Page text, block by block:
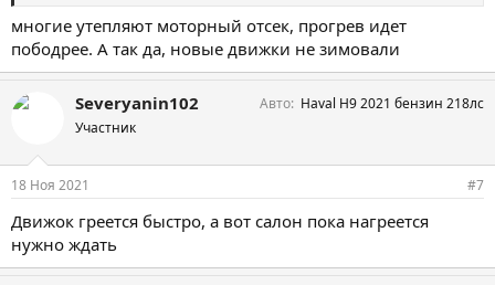
многие утепляют моторный отсек, прогрев идет
пободрее. А так да, новые движки не зимовали
Severyanin102
Участник
Авто Haval H9 2021 бензин 218лс
18 Ноя 2021 #7
Движок греется быстро, а вот салон пока нагреется
нужно ждать